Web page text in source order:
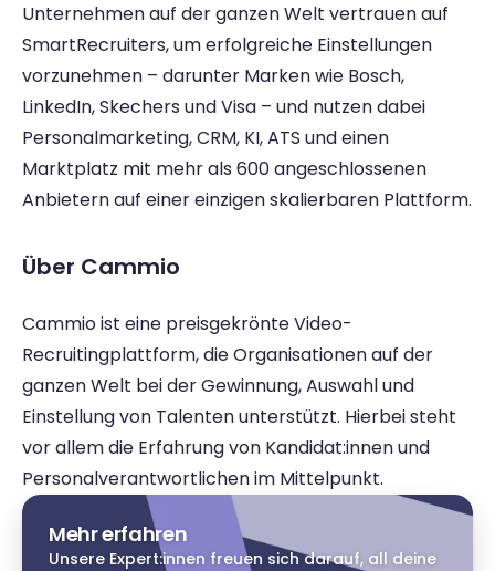
Unternehmen auf der ganzen Welt vertrauen auf
SmartRecruiters, um erfolgreiche Einstellungen
vorzunehmen – darunter Marken wie Bosch,
LinkedIn, Skechers und Visa – und nutzen dabei
Personalmarketing, CRM, KI, ATS und einen
Marktplatz mit mehr als 600 angeschlossenen
Anbietern auf einer einzigen skalierbaren Plattform.
Über Cammio
Cammio ist eine preisgekrönte Video-
Recruitingplattform, die Organisationen auf der
ganzen Welt bei der Gewinnung, Auswahl und
Einstellung von Talenten unterstützt. Hierbei steht
vor allem die Erfahrung von Kandidat:innen und
Personalverantwortlichen im Mittelpunkt.
Mehr erfahren
Unsere Expert:innen freuen sich darauf, all deine